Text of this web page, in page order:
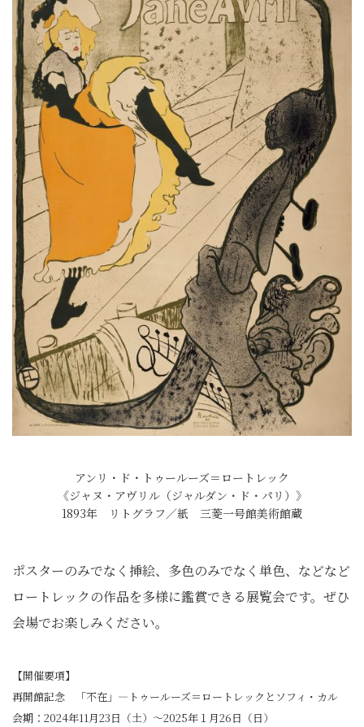
アンリ・ド・トゥールーズ＝ロートレック
《ジャヌ・アヴリル（ジャルダン・ド・パリ）》
1893年 リトグラフ／紙 三菱一号館美術館蔵
ポスターのみでなく挿絵、多色のみでなく単色、などなど
ロートレックの作品を多様に鑑賞できる展覧会です。ぜひ
会場でお楽しみください。
【開催要項】
再開館記念 「不在」―トゥールーズ＝ロートレックとソフィ・カル
会期：2024年11月23日（土）～2025年１月26日（日）